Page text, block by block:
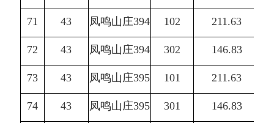
71 43 凤鸣山庄394 102 211.63
72 43 凤鸣山庄394 302 146.83
73 43 凤鸣山庄395 101 211.63
74 43 凤鸣山庄395 301 146.83